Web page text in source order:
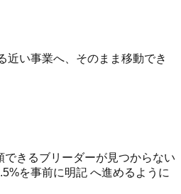
近い事業へ、そのまま移動でき
きるブリーダーが見つからない
を事前に明記 へ進めるように